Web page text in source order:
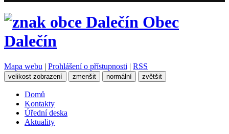
Obec
Dalečín
Mapa webu | Prohlášení o přístupnosti | RSS
velikost zobrazení zmenšit normální zvětšit
Domů
Kontakty
Úřední deska
Aktuality